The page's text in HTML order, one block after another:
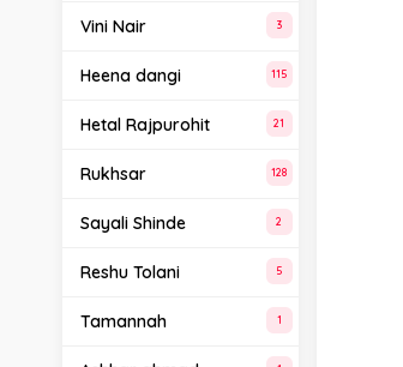
Vini Nair 3
Heena dangi 115
Hetal Rajpurohit 21
Rukhsar 128
Sayali Shinde 2
Reshu Tolani 5
Tamannah 1